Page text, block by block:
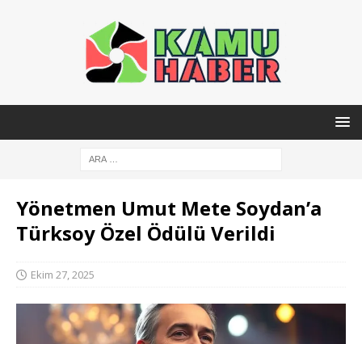
Yönetmen Umut Mete Soydan’a
Türksoy Özel Ödülü Verildi
Ekim 27, 2025